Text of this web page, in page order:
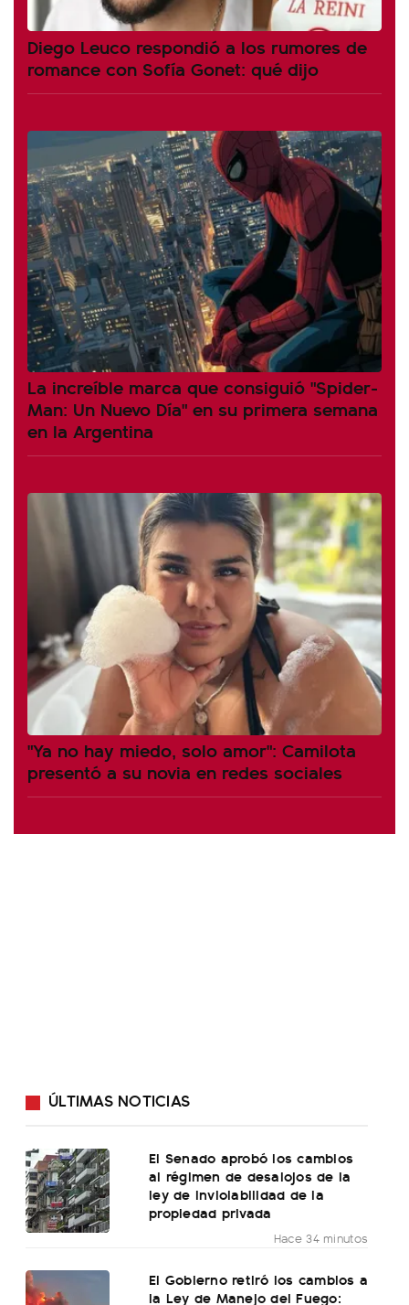
Diego Leuco respondió a los rumores de
romance con Sofía Gonet: qué dijo
La increíble marca que consiguió "Spider-
Man: Un Nuevo Día" en su primera semana
en la Argentina
"Ya no hay miedo, solo amor": Camilota
presentó a su novia en redes sociales
ÚLTIMAS NOTICIAS
El Senado aprobó los cambios
al régimen de desalojos de la
ley de inviolabilidad de la
propiedad privada
Hace 34 minutos
El Gobierno retiró los cambios a
la Ley de Manejo del Fuego: